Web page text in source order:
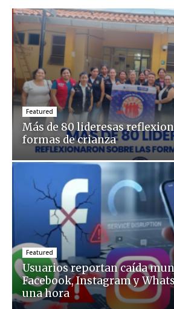
Featured
Más de 80 lideresas
formas de crianza
Featured
Usuarios reportan caída
Facebook, Instagram y
una hora